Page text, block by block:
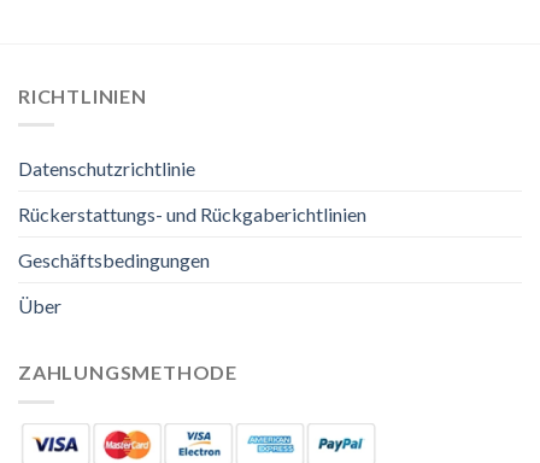
RICHTLINIEN
Datenschutzrichtlinie
Rückerstattungs- und Rückgaberichtlinien
Geschäftsbedingungen
Über
ZAHLUNGSMETHODE